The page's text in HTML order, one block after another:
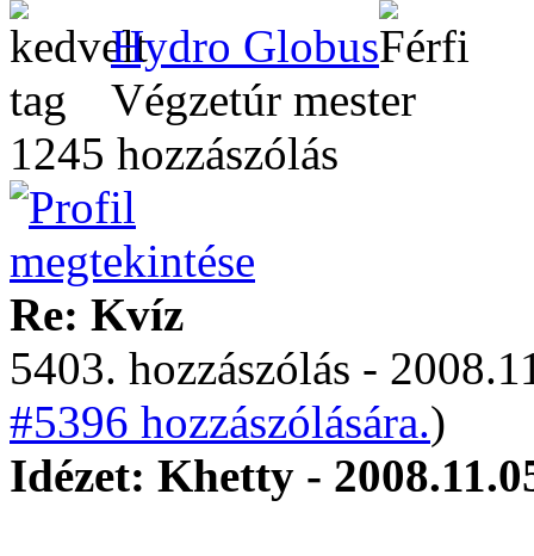
Hydro Globus
Végzetúr mester
1245 hozzászólás
Re: Kvíz
5403. hozzászólás -
#5396 hozzászólására.)
Idézet: Khetty -